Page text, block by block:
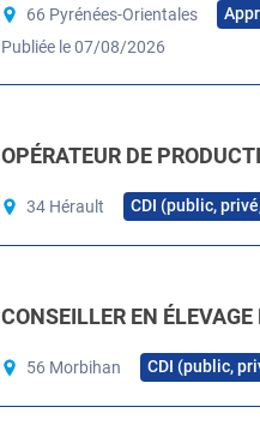
66 Pyrénées-Orientales
Publiée le 07/08/2026
OPÉRATEUR DE
34 Hérault CDI (public,
CONSEILLER EN
56 Morbihan CDI (public,